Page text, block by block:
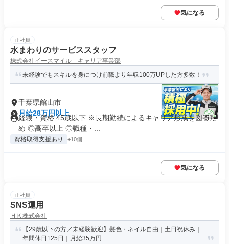
気になる
正社員
水まわりのサービススタッフ
株式会社イースマイル キャリア事業部
未経験でもスキルを身につけ前職より年収100万UPした方多数！
千葉県館山市
月給28万円以上
経験・資格 45歳以下 ※長期勤続によるキャリア形成を図るた
め ◎高卒以上 ◎職種・...
資格取得支援あり +10個
気になる
正社員
SNS運用
ＨＫ株式会社
【29歳以下の方／未経験歓迎】髪色・ネイル自由｜土日祝休み｜
年間休日125日｜月給35万円...